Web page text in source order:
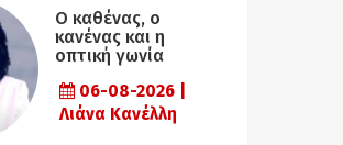
Ο καθένας, ο
κανένας και η
οπτική γωνία
06-08-2026 |
Λιάνα Κανέλλη